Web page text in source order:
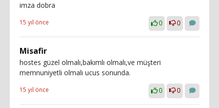
imza dobra
15 yıl önce 0 0
Misafir
hostes güzel olmalı,bakımlı olmalı,ve müşteri
memnuniyetli olmalı ucus sonunda.
15 yıl önce 0 0